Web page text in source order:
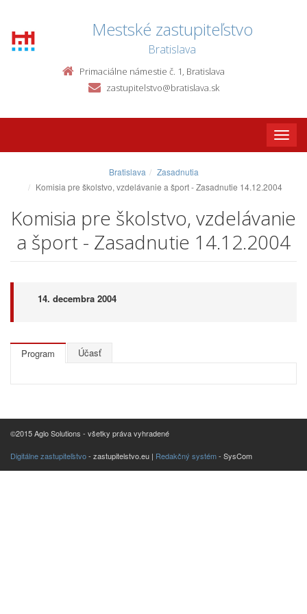
Mestské zastupiteľstvo
Bratislava
Primaciálne námestie č. 1, Bratislava
zastupitelstvo@bratislava.sk
Toggle
Bratislava
Zasadnutia
Komisia pre školstvo, vzdelávanie a šport - Zasadnutie 14.12.2004
Komisia pre školstvo, vzdelávanie
a šport - Zasadnutie 14.12.2004
14. decembra 2004
Program Účasť
©2015 Aglo Solutions - všetky práva vyhradené
Digitálne zastupiteľstvo- zastupitelstvo.eu | Redakčný systém- SysCom